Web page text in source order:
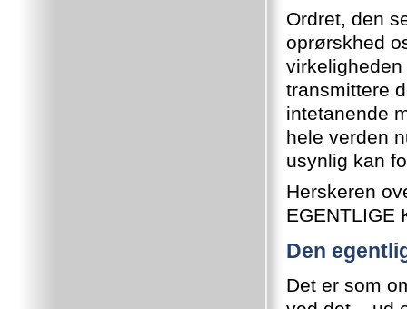
Ordret, den
oprørskhed
virkeligheden
transmittere
intetanende
hele verden
usynlig kan
Herskeren
EGENTLIGE
Den
Det er som